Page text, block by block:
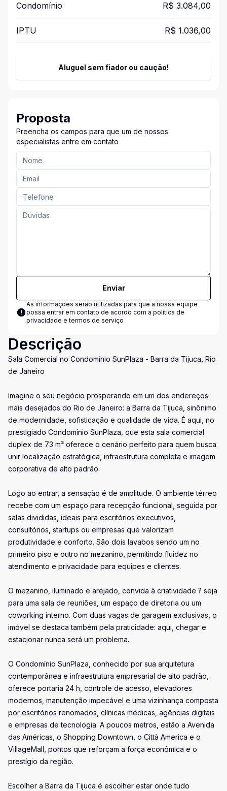
Condomínio R$ 3.084,00
IPTU R$ 1.036,00
Aluguel sem fiador ou caução!
Proposta
Preencha os campos para que um de nossos
especialistas entre em contato
Enviar
As informações serão utilizadas para que a nossa equipe
possa entrar em contato de acordo com a política de
privacidade e termos de serviço
Descrição
Sala Comercial no Condomínio SunPlaza - Barra da Tijuca, Rio
de Janeiro
Imagine o seu negócio prosperando em um dos endereços
mais desejados do Rio de Janeiro: a Barra da Tijuca, sinônimo
de modernidade, sofisticação e qualidade de vida. É aqui, no
prestigiado Condomínio SunPlaza, que esta sala comercial
duplex de 73 m² oferece o cenário perfeito para quem busca
unir localização estratégica, infraestrutura completa e imagem
corporativa de alto padrão.
Logo ao entrar, a sensação é de amplitude. O ambiente térreo
recebe com um espaço para recepção funcional, seguida por
salas divididas, ideais para escritórios executivos,
consultórios, startups ou empresas que valorizam
produtividade e conforto. São dois lavabos sendo um no
primeiro piso e outro no mezanino, permitindo fluidez no
atendimento e privacidade para equipes e clientes.
O mezanino, iluminado e arejado, convida à criatividade ? seja
para uma sala de reuniões, um espaço de diretoria ou um
coworking interno. Com duas vagas de garagem exclusivas, o
imóvel se destaca também pela praticidade: aqui, chegar e
estacionar nunca será um problema.
O Condomínio SunPlaza, conhecido por sua arquitetura
contemporânea e infraestrutura empresarial de alto padrão,
oferece portaria 24 h, controle de acesso, elevadores
modernos, manutenção impecável e uma vizinhança composta
por escritórios renomados, clínicas médicas, agências digitais
e empresas de tecnologia. A poucos metros, estão a Avenida
das Américas, o Shopping Downtown, o Città America e o
VillageMall, pontos que reforçam a força econômica e o
prestígio da região.
Escolher a Barra da Tijuca é escolher estar onde tudo